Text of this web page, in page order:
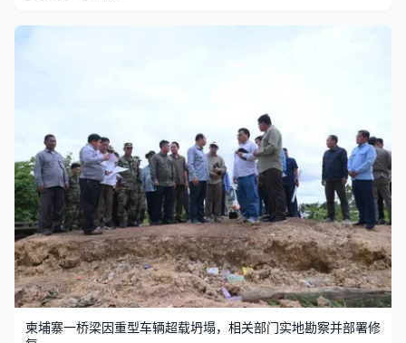
柬埔寨一桥梁因重型车辆超载坍塌，相关部门实地勘察并部署修